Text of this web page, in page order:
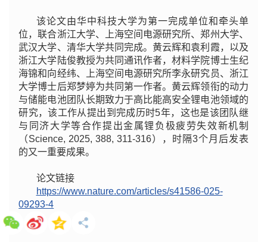
该论文由华中科技大学为第一完成单位和牵头单
位，联合浙江大学、上海空间电源研究所、郑州大学、
武汉大学、清华大学共同完成。黄云辉和袁利霞，以及
浙江大学陆俊教授为共同通讯作者，材料学院博士生纪
海锦和向经纬、上海空间电源研究所李永研究员、浙江
大学博士后郑梦婷为共同第一作者。黄云辉领衔的动力
与储能电池团队长期致力于高比能高安全锂电池领域的
研究，该工作从提出到完成历时5年，这也是该团队继
与同济大学等合作提出金属锂负极疲劳失效新机制
（Science, 2025, 388, 311-316），时隔3个月后发表
的又一重要成果。
论文链接
https://www.nature.com/articles/s41586-025-
09293-4